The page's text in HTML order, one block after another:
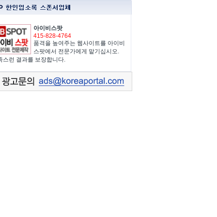
아이비스팟
415-828-4764
품격을 높여주는 웹사이트를 아이비
스팟에서 전문가에게 맡기십시오.
스런 결과를 보장합니다.